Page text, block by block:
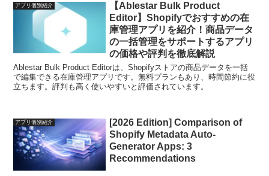
アプリ個別紹介
【Ablestar Bulk Product
Editor】Shopifyでおすすめの在
庫管理アプリを紹介！商品データ
の一括管理をサポートするアプリ
の価格や評判を徹底解説
Ablestar Bulk Product Editorは、Shopifyストアの商品データを一括
で編集できる在庫管理アプリです。無料プランもあり、時間節約に役
立ちます。評判も高く使いやすいと評価されています。
アプリ個別紹介
[2026 Edition] Comparison of
Shopify Metadata Auto-
Generator Apps: 3
Recommendations